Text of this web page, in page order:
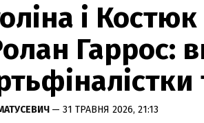
і
Гаррос:
— 31 ТРАВНЯ 2026, 21:13